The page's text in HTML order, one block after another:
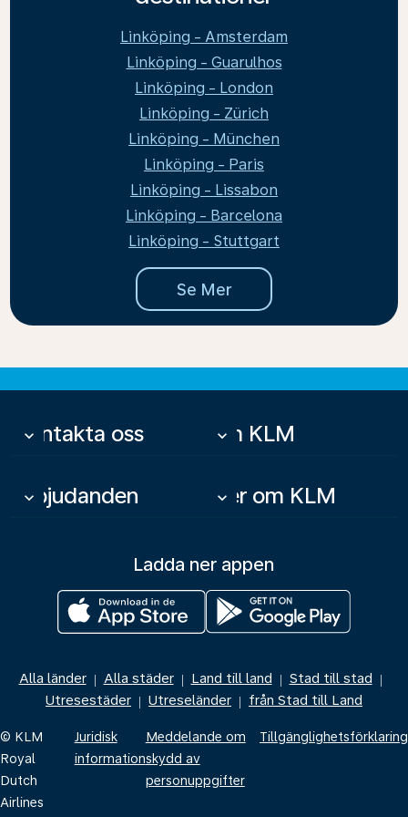
Linköping - Amsterdam
Linköping - Guarulhos
Linköping - London
Linköping - Zürich
Linköping - München
Linköping - Paris
Linköping - Lissabon
Linköping - Barcelona
Linköping - Stuttgart
Se Mer
Kontakta oss
keyboard_arrow_down Om KLM
keyboard_arrow_down
Erbjudanden
keyboard_arrow_down Mer om KLM
keyboard_arrow_down
Ladda ner appen
Alla länder | Alla städer | Land till land | Stad till stad |
Utresestäder | Utreseländer | från Stad till Land
© KLM
Royal
Dutch
Airlines
Juridisk
information
Meddelande om
skydd av
personuppgifter
Tillgänglighetsförklaring